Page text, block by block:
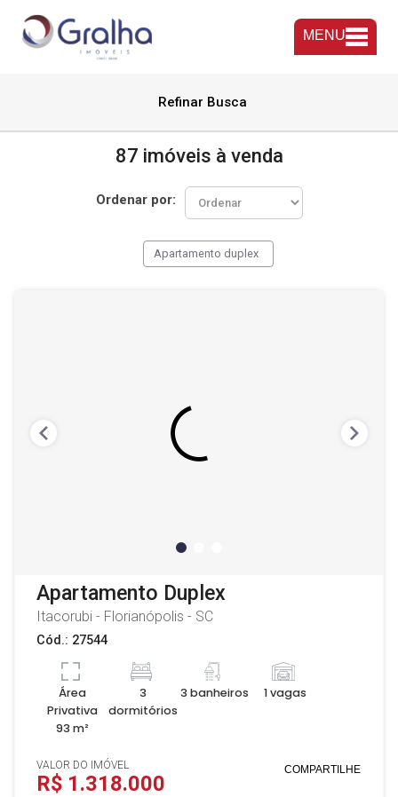
MENU
Refinar Busca
87 imóveis à venda
Ordenar por:
Apartamento duplex
Apartamento Duplex
Itacorubi - Florianópolis - SC
Cód.: 27544
Área
Privativa
93 m²
3
dormitórios
3 banheiros 1 vagas
VALOR DO IMÓVEL
R$ 1.318.000
COMPARTILHE